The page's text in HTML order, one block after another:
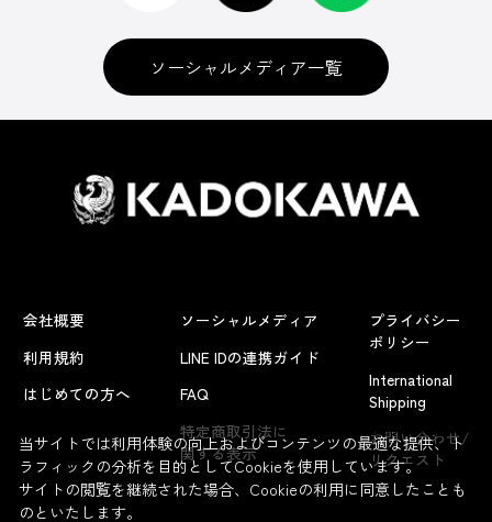
よくあるお問い合わせ
ソーシャルメディア一覧
会社概要
利用規約
はじめての方へ
ソーシャルメディア
LINE IDの連携ガイド
FAQ
特定商取引法に
関する表示
プライバシー
ポリシー
International
Shipping
お問い合わせ/
リクエスト
当サイトでは利用体験の向上およびコンテンツの最適な提供、ト
ラフィックの分析を目的としてCookieを使用しています。
サイトの閲覧を継続された場合、Cookieの利用に同意したことも
のといたします。